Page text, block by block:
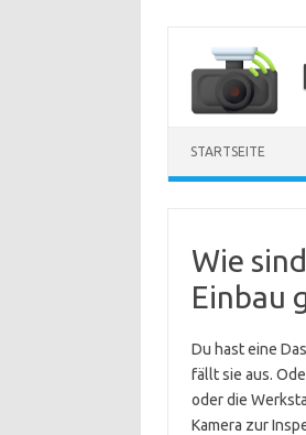
springen
STARTSEITE
Wie
Einbau
Du hast eine
fällt sie aus.
oder die
Kamera zur